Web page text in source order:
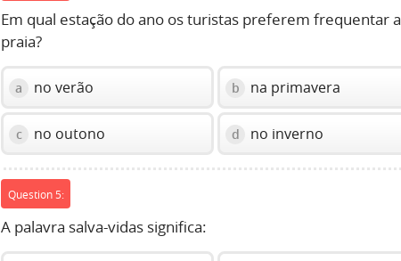
Em qual estação do ano os turistas preferem frequentar a
praia?
a no verão b na primavera
c no outono d no inverno
Question 5:
A palavra salva-vidas significa: